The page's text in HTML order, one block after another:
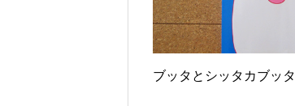
ブッタとシッタカブッタ